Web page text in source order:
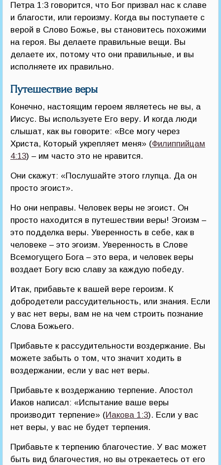
Петра 1:3 говорится, что Бог призвал нас к славе
и благости, или героизму. Когда вы поступаете с
верой в Слово Божье, вы становитесь похожими
на героя. Вы делаете правильные вещи. Вы
делаете их, потому что они правильные, и вы
исполняете их правильно.
Путешествие веры
Конечно, настоящим героем являетесь не вы, а
Иисус. Вы используете Его веру. И когда люди
слышат, как вы говорите: «Все могу через
Христа, Который укрепляет меня» (Филиппийцам
4:13) – им часто это не нравится.
Они скажут: «Послушайте этого глупца. Да он
просто эгоист».
Но они неправы. Человек веры не эгоист. Он
просто находится в путешествии веры! Эгоизм –
это подделка веры. Уверенность в себе, как в
человеке – это эгоизм. Уверенность в Слове
Всемогущего Бога – это вера, и человек веры
воздает Богу всю славу за каждую победу.
Итак, прибавьте к вашей вере героизм. К
добродетели рассудительность, или знания. Если
у вас нет веры, вам не на чем строить познание
Слова Божьего.
Прибавьте к рассудительности воздержание. Вы
можете забыть о том, что значит ходить в
воздержании, если у вас нет веры.
Прибавьте к воздержанию терпение. Апостол
Иаков написал: «Испытание ваше веры
производит терпение» (Иакова 1:3). Если у вас
нет веры, у вас не будет терпения.
Прибавьте к терпению благочестие. У вас может
быть вид благочестия, но вы отрекаетесь от его